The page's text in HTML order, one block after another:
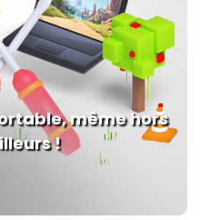
même hors
!